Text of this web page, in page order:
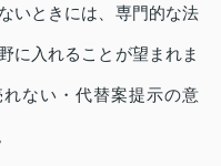
いときには、専門的な法
に入れることが望まれま
ない・代替案提示の意